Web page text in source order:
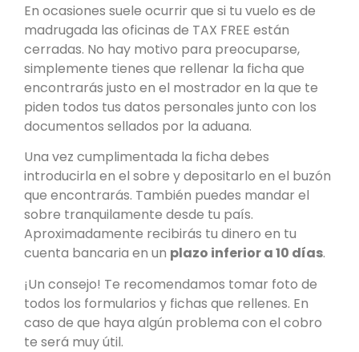
En ocasiones suele ocurrir que si tu vuelo es de
madrugada las oficinas de TAX FREE están
cerradas. No hay motivo para preocuparse,
simplemente tienes que rellenar la ficha que
encontrarás justo en el mostrador en la que te
piden todos tus datos personales junto con los
documentos sellados por la aduana.
Una vez cumplimentada la ficha debes
introducirla en el sobre y depositarlo en el buzón
que encontrarás. También puedes mandar el
sobre tranquilamente desde tu país.
Aproximadamente recibirás tu dinero en tu
cuenta bancaria en un plazo inferior a 10 días.
¡Un consejo! Te recomendamos tomar foto de
todos los formularios y fichas que rellenes. En
caso de que haya algún problema con el cobro
te será muy útil.